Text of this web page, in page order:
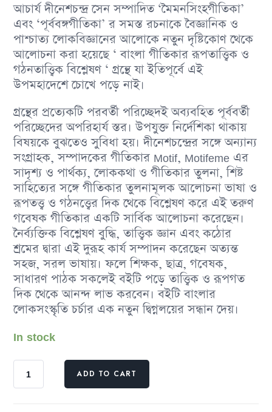
আচার্য দীনেশচন্দ্র সেন সম্পাদিত ‘মৈমনসিংহগীতিকা’
এবং ‘পূর্ববঙ্গগীতিকা’ র সমস্ত রচনাকে বৈজ্ঞানিক ও
পাশ্চাত্য লােকবিজ্ঞানের আলােকে নতুন দৃষ্টিকোণ থেকে
আলােচনা করা হয়েছে ‘ বাংলা গীতিকার রূপতাত্ত্বিক ও
গঠনতাত্ত্বিক বিশ্লেষণ ‘ গ্রন্থে যা ইতিপূর্বে এই
উপমহাদেশে চোখে পড়ে নাই।
গ্রন্থের প্রত্যেকটি পরবর্তী পরিচ্ছেদই অব্যবহিত পূর্ববর্তী
পরিচ্ছেদের অপরিহার্য স্তর। উপযুক্ত নির্দেশিকা থাকায়
বিষয়কে বুঝতেও সুবিধা হয়। দীনেশচন্দ্রের সঙ্গে অন্যান্য
সংগ্রাহক, সম্পাদকের গীতিকার Motif, Motifeme এর
সাদৃশ্য ও পার্থক্য, লােককথা ও গীতিকার তুলনা, শিষ্ট
সাহিত্যের সঙ্গে গীতিকার তুলনামূলক আলােচনা ভাষা ও
রূপতত্ত্ব ও গঠনত্ত্বের দিক থেকে বিশ্লেষণ করে এই তরুণ
গবেষক গীতিকার একটি সার্বিক আলােচনা করেছেন।
নৈর্ব্যক্তিক বিশ্লেষণ বুদ্ধি, তাত্ত্বিক জ্ঞান এবং কঠোর
শ্রমের দ্বারা এই দুরূহ কার্য সম্পাদন করেছেন অত্যন্ত
সহজ, সরল ভাষায়। ফলে শিক্ষক, ছাত্র, গবেষক,
সাধারণ পাঠক সকলেই বইটি পড়ে তাত্ত্বিক ও রূপগত
দিক থেকে আনন্দ লাভ করবেন। বইটি বাংলার
লােকসংস্কৃতি চর্চার এক নতুন দ্বিগ্নলয়ের সন্ধান দেয়।
In stock
ADD TO CART